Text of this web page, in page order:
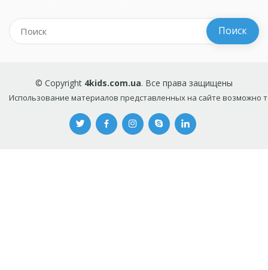
© Copyright 4kids.com.ua. Все права защищены
Использование материалов представленных на сайте возможно